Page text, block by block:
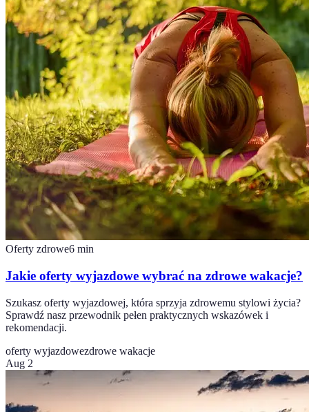
Oferty zdrowe6 min
Jakie oferty wyjazdowe wybrać na zdrowe wakacje?
Szukasz oferty wyjazdowej, która sprzyja zdrowemu stylowi życia?
Sprawdź nasz przewodnik pełen praktycznych wskazówek i
rekomendacji.
oferty wyjazdowezdrowe wakacje
Aug 2